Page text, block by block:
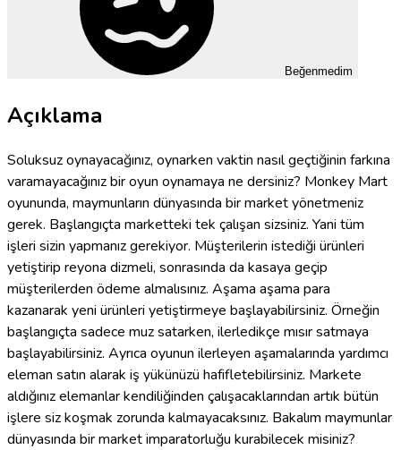
Beğenmedim
Açıklama
Soluksuz oynayacağınız, oynarken vaktin nasıl geçtiğinin farkına
varamayacağınız bir oyun oynamaya ne dersiniz? Monkey Mart
oyununda, maymunların dünyasında bir market yönetmeniz
gerek. Başlangıçta marketteki tek çalışan sizsiniz. Yani tüm
işleri sizin yapmanız gerekiyor. Müşterilerin istediği ürünleri
yetiştirip reyona dizmeli, sonrasında da kasaya geçip
müşterilerden ödeme almalısınız. Aşama aşama para
kazanarak yeni ürünleri yetiştirmeye başlayabilirsiniz. Örneğin
başlangıçta sadece muz satarken, ilerledikçe mısır satmaya
başlayabilirsiniz. Ayrıca oyunun ilerleyen aşamalarında yardımcı
eleman satın alarak iş yükünüzü hafifletebilirsiniz. Markete
aldığınız elemanlar kendiliğinden çalışacaklarından artık bütün
işlere siz koşmak zorunda kalmayacaksınız. Bakalım maymunlar
dünyasında bir market imparatorluğu kurabilecek misiniz?